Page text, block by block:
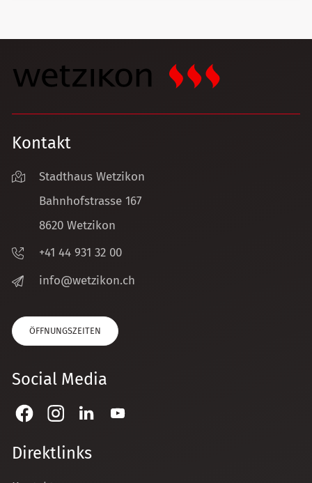
Kontakt
Stadthaus Wetzikon
Bahnhofstrasse 167
8620 Wetzikon
+41 44 931 32 00
nf
w tz k n ch
ÖFFNUNGSZEITEN
Social Media
Direktlinks